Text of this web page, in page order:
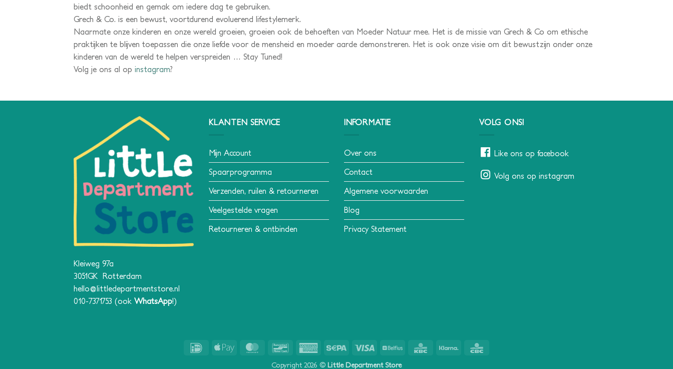
biedt schoonheid en gemak om iedere dag te gebruiken.
Grech & Co. is een bewust, voortdurend evoluerend lifestylemerk.
Naarmate onze kinderen en onze wereld groeien, groeien ook de behoeften van Moeder Natuur mee. Het is de missie van Grech & Co om ethische
praktijken te blijven toepassen die onze liefde voor de mensheid en moeder aarde demonstreren. Het is ook onze visie om dit bewustzijn onder onze
kinderen van de wereld te helpen verspreiden … Stay Tuned!
Volg je ons al op instagram?
Kleiweg 97a
3051GK Rotterdam
hello@littledepartmentstore.nl
010-7371753 (ook WhatsApp!)
KLANTEN SERVICE
Mijn Account
Spaarprogramma
Verzenden, ruilen & retourneren
Veelgestelde vragen
Retourneren & ontbinden
INFORMATIE
Over ons
Contact
Algemene voorwaarden
Blog
Privacy Statement
VOLG ONS!
Like ons op facebook
Volg ons op instagram
IDeal
Apple
MasterCardBancontactAmerican Sepa Visa Belfius KBC Klarna
Copyright 2026 © Little Department Store